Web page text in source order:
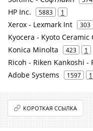
HP Inc. 5883 1
Xerox - Lexmark Int 303
Kyocera - Kyoto Ceramic
Konica Minolta 423 1
Ricoh - Riken Kankoshi -
Adobe Systems 1597 1
КОРОТКАЯ ССЫЛКА